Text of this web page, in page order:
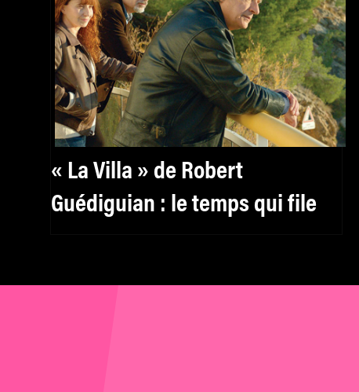
« La Villa » de Robert
Guédiguian : le temps qui file